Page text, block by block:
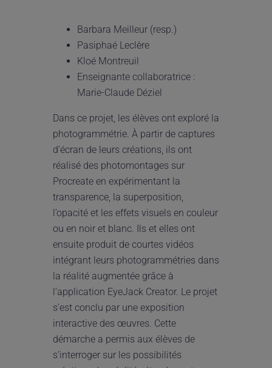
Barbara Meilleur (resp.)
Pasiphaé Leclère
Kloé Montreuil
Enseignante collaboratrice :
Marie-Claude Déziel
Dans ce projet, les élèves ont exploré la
photogrammétrie. À partir de captures
d’écran de leurs créations, ils ont
réalisé des photomontages sur
Procreate en expérimentant la
transparence, la superposition,
l’opacité et les effets visuels en couleur
ou en noir et blanc. Ils et elles ont
ensuite produit de courtes vidéos
intégrant leurs photogrammétries dans
la réalité augmentée grâce à
l’application EyeJack Creator. Le projet
s’est conclu par une exposition
interactive des œuvres. Cette
démarche a permis aux élèves de
s’interroger sur les possibilités